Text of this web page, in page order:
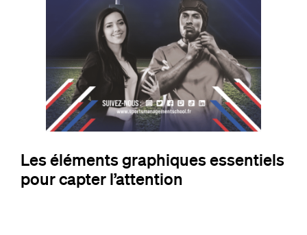
Les éléments graphiques essentiels
pour capter l’attention